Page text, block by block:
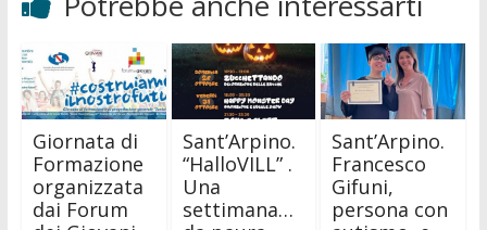
Giornata di
Formazione
organizzata
dai Forum
Sant’Arpino.
“HalloVILL” .
Una
settimana…
Sant’Arpino.
Francesco
Gifuni,
persona con